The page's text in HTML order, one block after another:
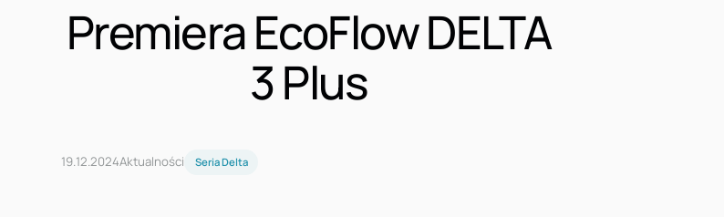
Premiera EcoFlow DELTA
3 Plus
19.12.2024Aktualności Seria Delta